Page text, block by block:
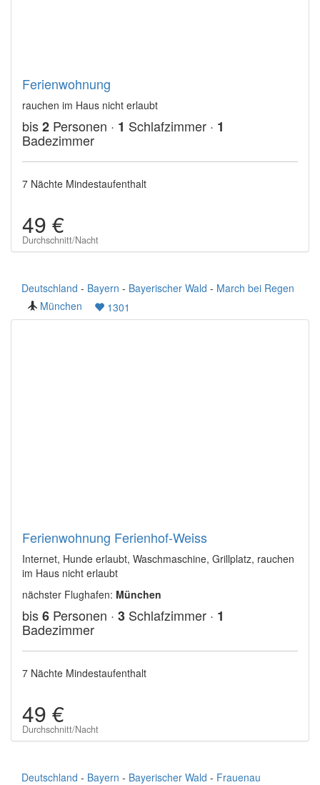
Ferienwohnung
rauchen im Haus nicht erlaubt
bis2 Personen · 1 Schlafzimmer · 1
Badezimmer
7 Nächte Mindestaufenthalt
49 €
Durchschnitt/Nacht
Deutschland - Bayern - Bayerischer Wald - March bei Regen
München
1301
Ferienwohnung Ferienhof-Weiss
Internet, Hunde erlaubt, Waschmaschine, Grillplatz, rauchen
im Haus nicht erlaubt
nächster Flughafen: München
bis6 Personen · 3 Schlafzimmer · 1
Badezimmer
7 Nächte Mindestaufenthalt
49 €
Durchschnitt/Nacht
Deutschland - Bayern - Bayerischer Wald - Frauenau